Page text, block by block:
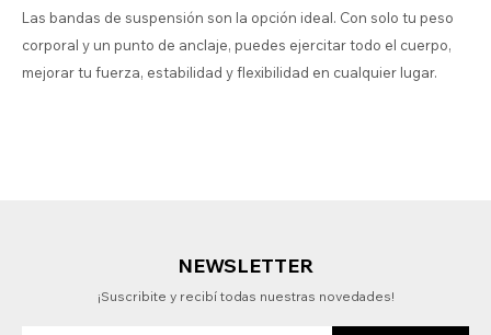
Las bandas de suspensión son la opción ideal. Con solo tu peso
corporal y un punto de anclaje, puedes ejercitar todo el cuerpo,
mejorar tu fuerza, estabilidad y flexibilidad en cualquier lugar.
NEWSLETTER
¡Suscribite y recibí todas nuestras novedades!